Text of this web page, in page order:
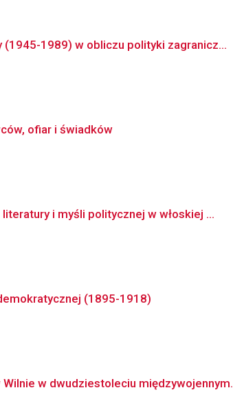
1989) w obliczu polityki zagranicz...
ofiar i świadków
i myśli politycznej w włoskiej ...
(1895-1918)
w dwudziestoleciu międzywojennym.